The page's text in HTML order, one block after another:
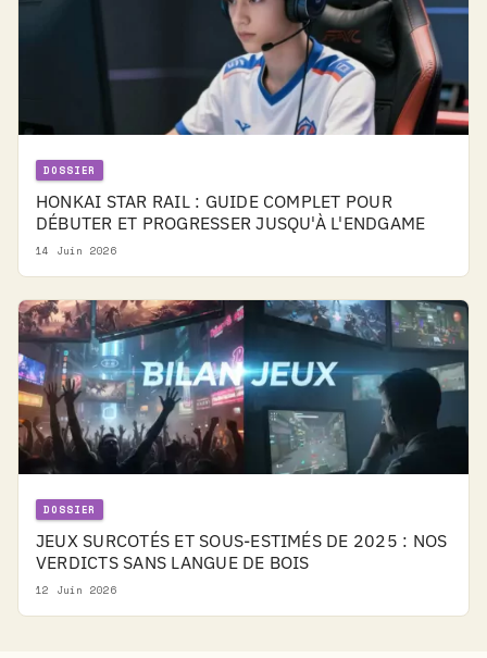
DOSSIER
HONKAI STAR RAIL : GUIDE COMPLET POUR
DÉBUTER ET PROGRESSER JUSQU'À L'ENDGAME
14 Juin 2026
DOSSIER
JEUX SURCOTÉS ET SOUS-ESTIMÉS DE 2025 : NOS
VERDICTS SANS LANGUE DE BOIS
12 Juin 2026